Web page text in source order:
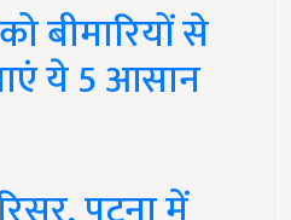
बीमारियों से
ये 5 आसान